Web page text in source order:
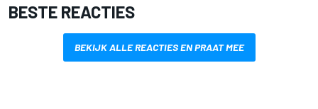
BESTE REACTIES
BEKIJK ALLE REACTIES EN PRAAT MEE